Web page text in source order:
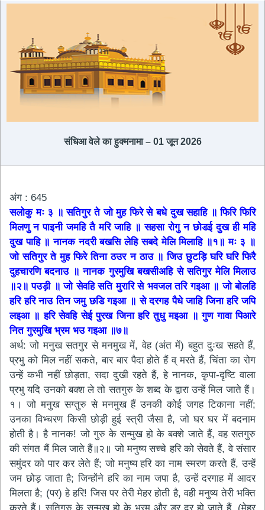
संधिआ ​​वेले का हुक्मनामा – 01 जून 2026
अंग : 645
सलोकु मः ३ ॥ सतिगुर ते जो मुह फिरे से बधे दुख सहाहि ॥ फिरि फिरि
मिलणु न पाइनी जमहि तै मरि जाहि ॥ सहसा रोगु न छोडई दुख ही महि
दुख पाहि ॥ नानक नदरी बखसि लेहि सबदे मेलि मिलाहि ॥१॥ मः ३ ॥
जो सतिगुर ते मुह फिरे तिना ठउर न ठाउ ॥ जिउ छुटड़ि घरि घरि फिरै
दुहचारणि बदनाउ ॥ नानक गुरमुखि बखसीअहि से सतिगुर मेलि मिलाउ
॥२॥ पउड़ी ॥ जो सेवहि सति मुरारि से भवजल तरि गइआ ॥ जो बोलहि
हरि हरि नाउ तिन जमु छडि गइआ ॥ से दरगह पैधे जाहि जिना हरि जपि
लइआ ॥ हरि सेवहि सेई पुरख जिना हरि तुधु मइआ ॥ गुण गावा पिआरे
नित गुरमुखि भ्रम भउ गइआ ॥७॥
अर्थ: जो मनुख सतगुर से मनमुख में, वेह (अंत में) बहुत दुःख सहते हैं,
प्रभु को मिल नहीं सकते, बार बार पैदा होते हैं व् मरते हैं, चिंता का रोग
उन्हें कभी नहीं छोड़ता, सदा दुखी रहते हैं, हे नानक, कृपा-दृष्टि वाला
प्रभु यदि उनको बक्श ले तो सतगुरु के शब्द के द्वारा उन्हें मिल जाते हैं।
१। जो मनुख सग्तुरु से मनमुख हैं उनकी कोई जगह टिकाना नहीं;
उनका विभ्चरण किसी छोड़ी हुई स्त्री जैसा है, जो घर घर में बदनाम
होती है। है नानक! जो गुरु के सन्मुख हो के बक्शे जाते हैं, वह सतगुरु
की संगत मैं मिल जाते हैं॥२॥ जो मनुष्य सच्चे हरि को सेवते हैं, वे संसार
समुंदर को पार कर लेते हैं; जो मनुष्य हरि का नाम स्मरण करते हैं, उन्हें
जम छोड़ जाता है; जिन्होंने हरि का नाम जपा है, उन्हें दरगाह में आदर
मिलता है; (पर) हे हरि! जिस पर तेरी मेहर होती है, वही मनुष्य तेरी भक्ति